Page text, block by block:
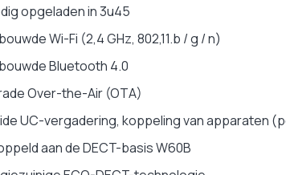
opgeladen in 3u45
Wi-Fi (2,4 GHz, 802,11.b / g / n)
Bluetooth 4.0
Over-the-Air (OTA)
UC-vergadering, koppeling van apparaten
aan de DECT-basis W60B